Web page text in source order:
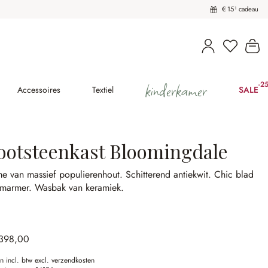
€ 15¹ cadeau
U heeft
Accessoires Textiel kinderkamer SALE-
Bloomingdale
van massief populierenhout.Schitterend antiekwit.Chic blad
Wasbak van keramiek.
incl. btw excl. verzendkosten